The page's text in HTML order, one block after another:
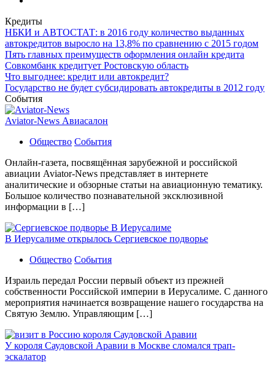
Кредиты
НБКИ и АВТОСТАТ: в 2016 году количество выданных
автокредитов выросло на 13,8% по сравнению с 2015 годом
Пять главных преимуществ оформления онлайн кредита
Совкомбанк кредитует Ростовскую область
Что выгоднее: кредит или автокредит?
Государство не будет субсидировать автокредиты в 2012 году
События
Aviator-News Авиасалон
Общество События
Онлайн-газета, посвящённая зарубежной и российской
авиации Aviator-News представляет в интернете
аналитические и обзорные статьи на авиационную тематику.
Большое количество познавательной эксклюзивной
информации в […]
В Иерусалиме открылось Сергиевское подворье
Общество События
Израиль передал России первый объект из прежней
собственности Российской империи в Иерусалиме. С данного
мероприятия начинается возвращение нашего государства на
Святую Землю. Управляющим […]
У короля Саудовской Аравии в Москве сломался трап-
эскалатор